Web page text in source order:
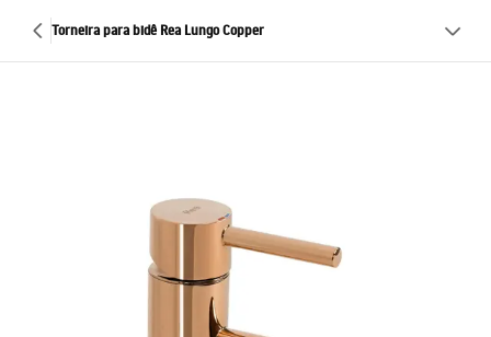
Torneira para bidê Rea Lungo Copper